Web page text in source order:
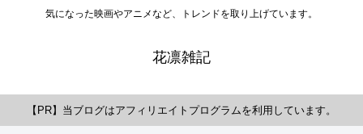
気になった映画やアニメなど、トレンドを取り上げています。
花凛雑記
【PR】当ブログはアフィリエイトプログラムを利用しています。